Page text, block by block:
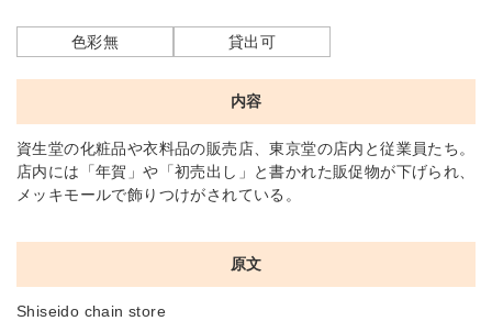
色彩無 貸出可
内容
資生堂の化粧品や衣料品の販売店、東京堂の店内と従業員たち。
店内には「年賀」や「初売出し」と書かれた販促物が下げられ、
メッキモールで飾りつけがされている。
原文
Shiseido chain store